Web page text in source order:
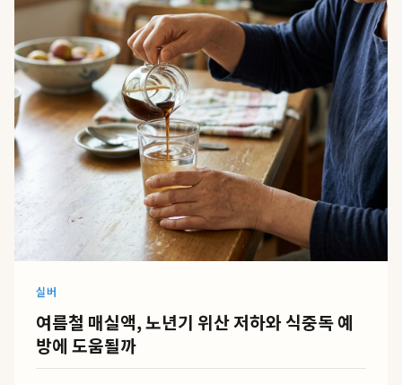
실버
여름철 매실액, 노년기 위산 저하와 식중독 예
방에 도움될까